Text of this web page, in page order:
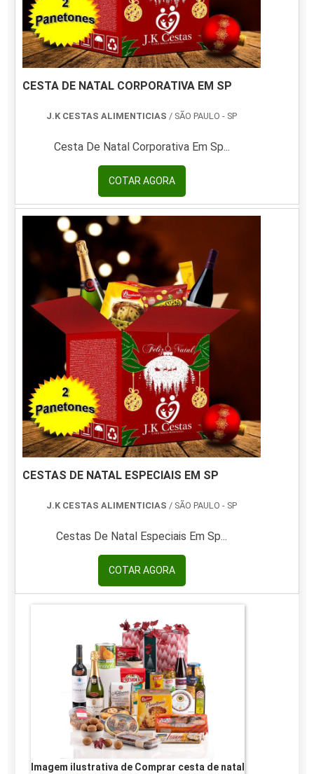
CESTA DE NATAL CORPORATIVA EM SP
J.K CESTAS ALIMENTICIAS/ SÃO PAULO - SP
Cesta De Natal Corporativa Em Sp...
COTAR AGORA
CESTAS DE NATAL ESPECIAIS EM SP
J.K CESTAS ALIMENTICIAS/ SÃO PAULO - SP
Cestas De Natal Especiais Em Sp...
COTAR AGORA
Imagem ilustrativa de Comprar cesta de natal